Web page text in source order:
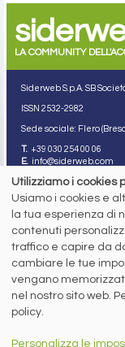
LA COMMUNITY
Siderweb S.p.A. SB
ISSN 2532-2982
Sede sociale: Flero
T. +39 030 254 00 06
E. info@siderweb.com
Copyright siderweb
Tutti i diritti sono riservati
Privacy policy
Cookie policy
Digital Services Act Policy
MENU
NEWS
PREZZI ITALIA
Utilizziamo i cookies
Usiamo i cookies e
la tua esperienza di
contenuti
traffico e capire da
cambiare le tue
vengano
nel nostro sito web.
policy.
Personalizza le